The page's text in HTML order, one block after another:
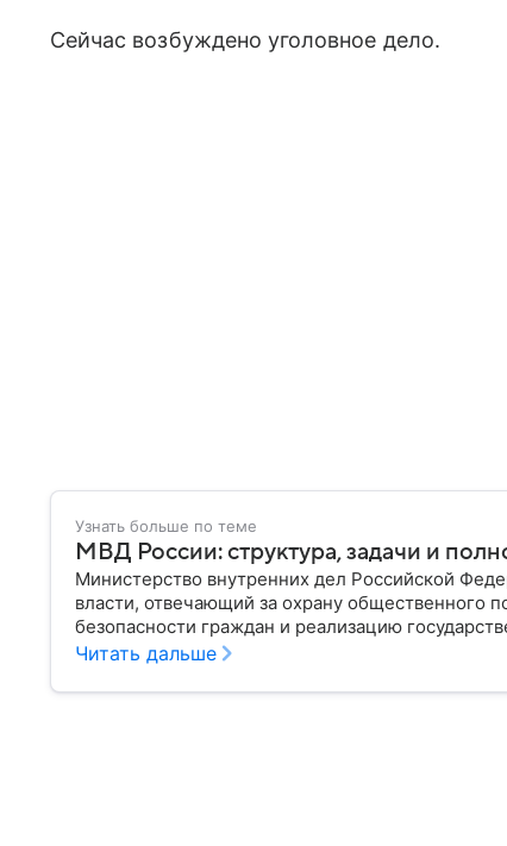
Сейчас возбуждено уголовное дело.
Узнать больше по теме
МВД России: структура, задачи и
Министерство внутренних дел Российской
власти, отвечающий за охрану общественного
безопасности граждан и реализацию
материале рассказываем, чем занимается МВД
Читать дальше